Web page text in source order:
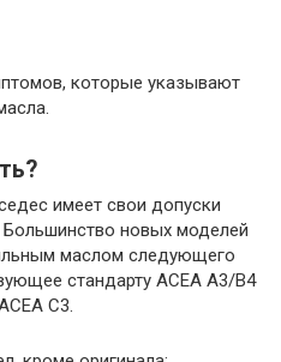
которые указывают
имеет свои допуски
новых моделей
маслом следующего
стандарту ACEA A3/B4
C3.